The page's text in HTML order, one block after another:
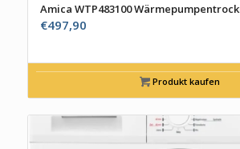
Amica WTP483100
€497,90
Produkt kaufen